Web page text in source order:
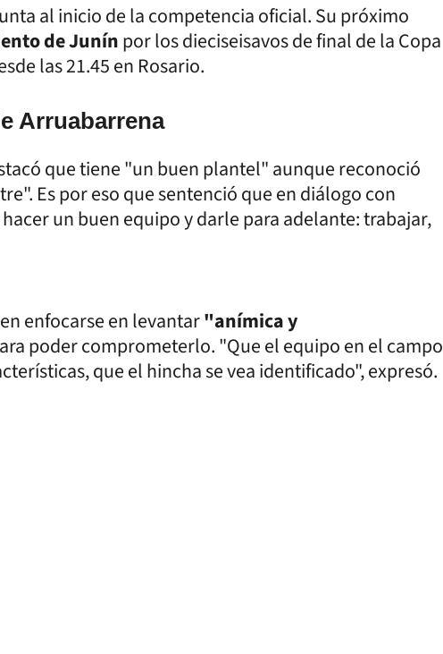
al inicio de la competencia oficial. Su próximo
de Junínpor los dieciseisavos de final de la Copa
las 21.45 en Rosario.
Arruabarrena
que tiene "un buen plantel" aunque reconoció
Es por eso que sentenció que en diálogo con
un buen equipo y darle para adelante: trabajar,
enfocarse en levantar"anímica y
poder comprometerlo. "Que el equipo en el campo
que el hincha se vea identificado", expresó.